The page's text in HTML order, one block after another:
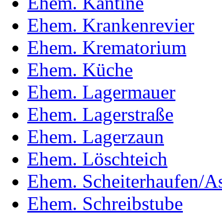
Ehem. Krankenrevier
Ehem. Krematorium
Ehem. Küche
Ehem. Lagermauer
Ehem. Lagerstraße
Ehem. Lagerzaun
Ehem. Löschteich
Ehem. Scheiterhaufen/
Ehem. Schreibstube